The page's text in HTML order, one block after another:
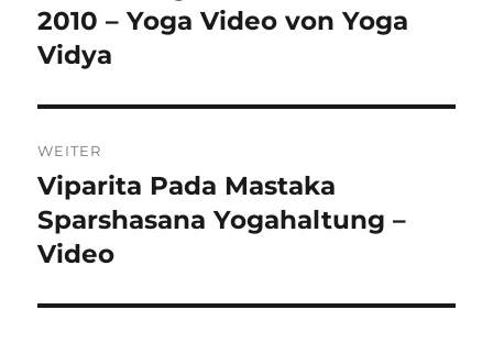
T
V
:
Beitrag:
2010 – Yoga Video von Yoga
Vidya
WEITER
Nächster
Beitrag:
Viparita Pada Mastaka
Sparshasana Yogahaltung –
Video